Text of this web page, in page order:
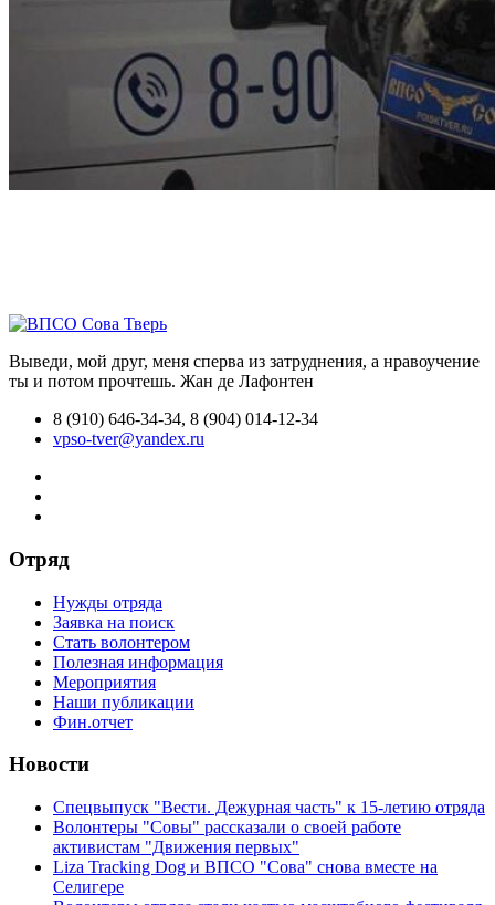
Выведи, мой друг, меня сперва из затруднения, а нравоучение
ты и потом прочтешь. Жан де Лафонтен
8 (910) 646-34-34, 8 (904) 014-12-34
vpso-tver@yandex.ru
Отряд
Нужды отряда
Заявка на поиск
Стать волонтером
Полезная информация
Мероприятия
Наши публикации
Фин.отчет
Новости
Спецвыпуск "Вести. Дежурная часть" к 15-летию отряда
Волонтеры "Совы" рассказали о своей работе
активистам "Движения первых"
Liza Tracking Dog и ВПСО "Сова" снова вместе на
Селигере